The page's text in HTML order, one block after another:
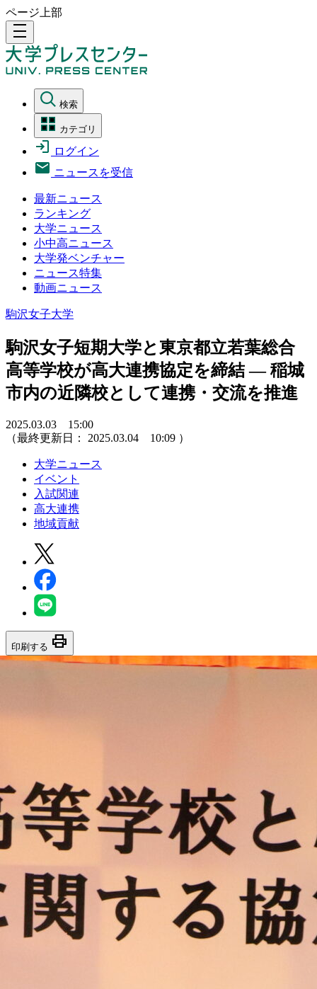
ページ上部
density_medium
検索
カテゴリ
ログイン
ニュースを受信
最新ニュース
ランキング
大学ニュース
小中高ニュース
大学発ベンチャー
ニュース特集
動画ニュース
駒沢女子大学
駒沢女子短期大学と東京都立若葉総合
高等学校が高大連携協定を締結 ― 稲城
市内の近隣校として連携・交流を推進
2025.03.03 15:00
（最終更新日： 2025.03.04 10:09 ）
大学ニュース
イベント
入試関連
高大連携
地域貢献
印刷する print